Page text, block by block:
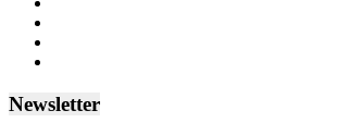
Newsletter